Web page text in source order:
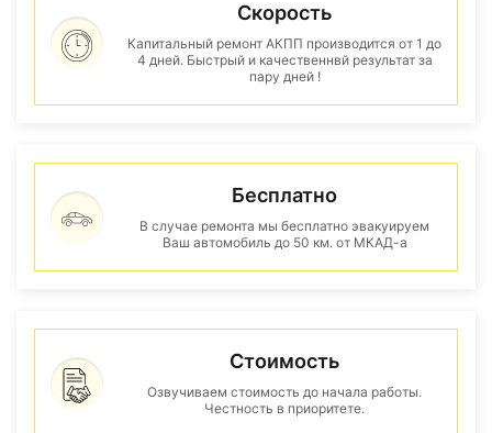
Скорость
Капитальный ремонт АКПП производится от 1 до
4 дней. Быстрый и качественнвй результат за
пару дней !
Бесплатно
В случае ремонта мы бесплатно эвакуируем
Ваш автомобиль до 50 км. от МКАД-а
Стоимость
Озвучиваем стоимость до начала работы.
Честность в приоритете.